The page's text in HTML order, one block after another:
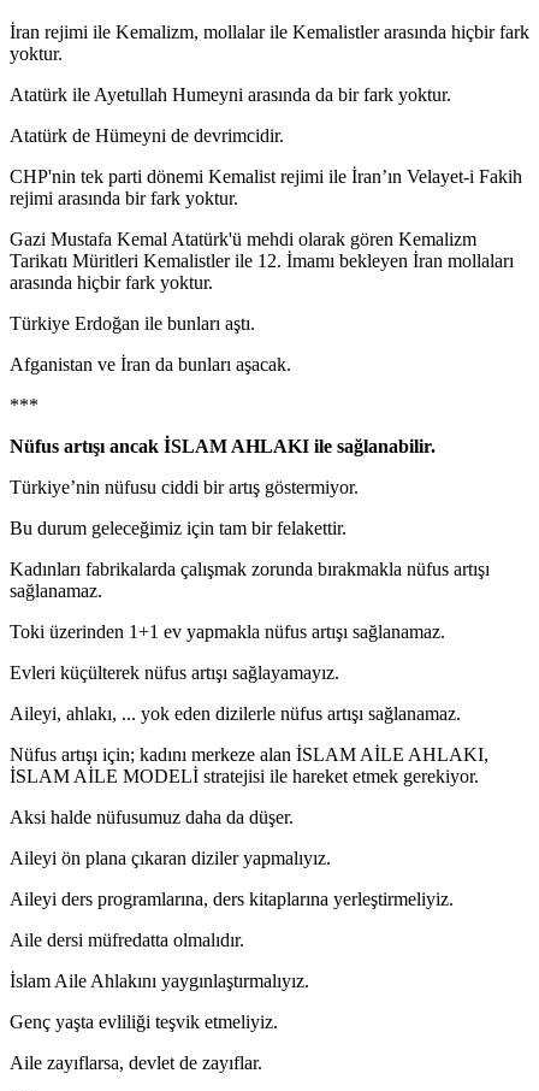
İran rejimi ile Kemalizm, mollalar ile Kemalistler arasında hiçbir fark
yoktur.
Atatürk ile Ayetullah Humeyni arasında da bir fark yoktur.
Atatürk de Hümeyni de devrimcidir.
CHP'nin tek parti dönemi Kemalist rejimi ile İran’ın Velayet-i Fakih
rejimi arasında bir fark yoktur.
Gazi Mustafa Kemal Atatürk'ü mehdi olarak gören Kemalizm
Tarikatı Müritleri Kemalistler ile 12. İmamı bekleyen İran mollaları
arasında hiçbir fark yoktur.
Türkiye Erdoğan ile bunları aştı.
Afganistan ve İran da bunları aşacak.
***
Nüfus artışı ancak İSLAM AHLAKI ile sağlanabilir.
Türkiye’nin nüfusu ciddi bir artış göstermiyor.
Bu durum geleceğimiz için tam bir felakettir.
Kadınları fabrikalarda çalışmak zorunda bırakmakla nüfus artışı
sağlanamaz.
Toki üzerinden 1+1 ev yapmakla nüfus artışı sağlanamaz.
Evleri küçülterek nüfus artışı sağlayamayız.
Aileyi, ahlakı, ... yok eden dizilerle nüfus artışı sağlanamaz.
Nüfus artışı için; kadını merkeze alan İSLAM AİLE AHLAKI,
İSLAM AİLE MODELİ stratejisi ile hareket etmek gerekiyor.
Aksi halde nüfusumuz daha da düşer.
Aileyi ön plana çıkaran diziler yapmalıyız.
Aileyi ders programlarına, ders kitaplarına yerleştirmeliyiz.
Aile dersi müfredatta olmalıdır.
İslam Aile Ahlakını yaygınlaştırmalıyız.
Genç yaşta evliliği teşvik etmeliyiz.
Aile zayıflarsa, devlet de zayıflar.